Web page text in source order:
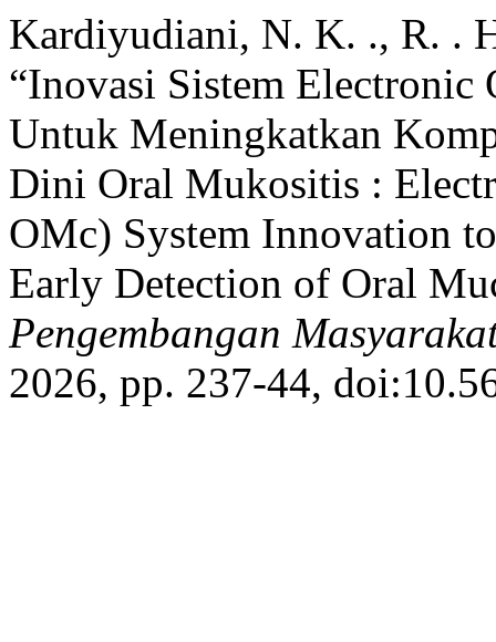
Kardiyudiani, N. K. ., R. .
“Inovasi Sistem
Untuk Meningkatkan
Dini Oral Mukositis :
OMc) System Innovation
Early Detection of Oral
Pengembangan
2026, pp. 237-44,